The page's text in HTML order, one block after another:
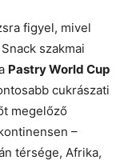
figyel, mivel
szakmai
Pastry World Cup
cukrászati
megelőző
–
térsége, Afrika,